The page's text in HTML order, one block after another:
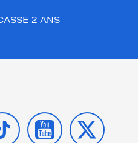
2 ANS
YOUTUBE
X